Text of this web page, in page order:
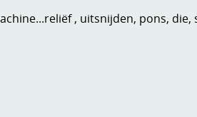
, uitsnijden, pons,